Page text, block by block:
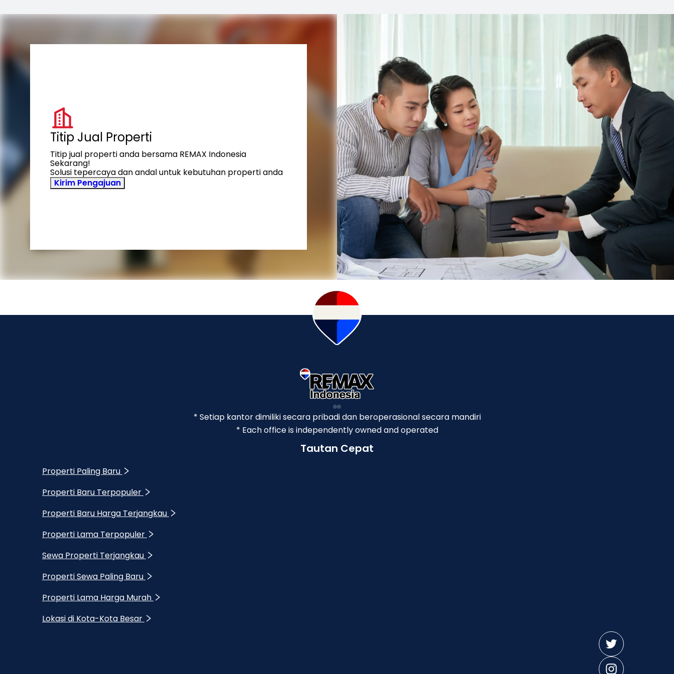
Titip Jual Properti
Titip jual properti anda bersama REMAX Indonesia
Sekarang!
Solusi tepercaya dan andal untuk kebutuhan properti anda
Kirim Pengajuan
* Setiap kantor dimiliki secara pribadi dan beroperasional secara mandiri
* Each office is independently owned and operated
Tautan Cepat
Properti Paling Baru
Properti Baru Terpopuler
Properti Baru Harga Terjangkau
Properti Lama Terpopuler
Sewa Properti Terjangkau
Properti Sewa Paling Baru
Properti Lama Harga Murah
Lokasi di Kota-Kota Besar